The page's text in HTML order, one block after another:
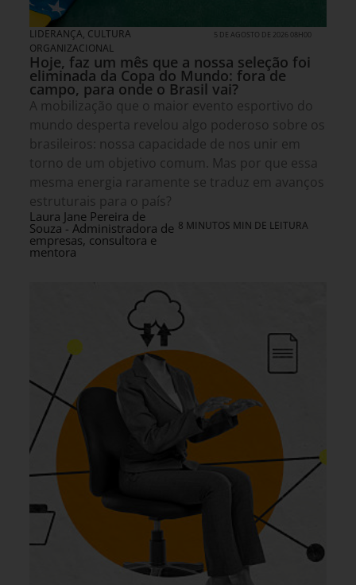
LIDERANÇA, CULTURA
ORGANIZACIONAL
5 DE AGOSTO DE 2026 08H00
Hoje, faz um mês que a nossa seleção foi
eliminada da Copa do Mundo: fora de
campo, para onde o Brasil vai?
A mobilização que o maior evento esportivo do
mundo desperta revelou algo poderoso sobre os
brasileiros: nossa capacidade de nos unir em
torno de um objetivo comum. Mas por que essa
mesma energia raramente se traduz em avanços
estruturais para o país?
Laura Jane Pereira de
Souza - Administradora de
empresas, consultora e
mentora
8 MINUTOS MIN DE LEITURA